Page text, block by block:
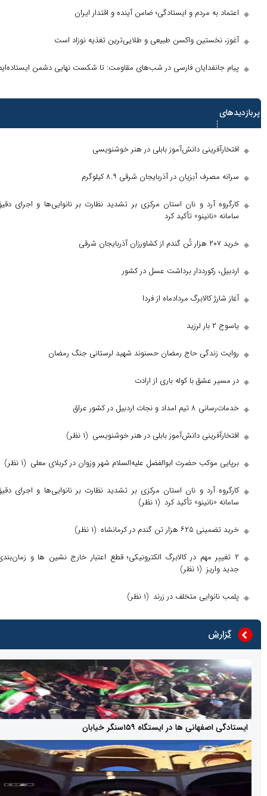
مردم و ایستادگی؛ ضامن آینده و اقتدار ایران
واکسن طبیعی و طلایی‌ترین تغذیه نوزاد است
فارسی در شب‌های مقاومت: تا شکست نهایی دشمن ایستاده‌ایم
دانش‌آموز بابلی در هنر خوشنویسی
آبزیان در آذربایجان شرقی ۸.۹ کیلوگرم
آرد و نان استان مرکزی بر تشدید نظارت بر نانوایی‌ها و اجرای دقیق
تأکید کرد
رکورددار برداشت عسل در کشور
کالابرگ مردادماه از فردا
حاج رمضان حسنوند شهید لرستانی جنگ رمضان
با کوله باری از ارادت
در کشور عراق
دانش‌آموز بابلی در هنر خوشنویسی (۱ نظر)
حضرت ابوالفضل علیه‌السلام شهر وزوان در کربلای معلی(۱ نظر)
آرد و نان استان مرکزی بر تشدید نظارت بر نانوایی‌ها و اجرای دقیق
تأکید کرد(۱ نظر)
گندم در کرمانشاه (۱ نظر)
مهم در کالابرگ الکترونیکی؛ قطع اعتبار خارج‌ نشین‌ ها و زمان‌بندی
متخلف در زرند(۱ نظر)
ها در ایستگاه ۱۵۹سنگر خیابان